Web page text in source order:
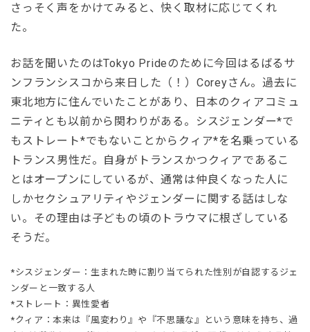
さっそく声をかけてみると、快く取材に応じてくれ
た。
お話を聞いたのはTokyo Prideのために今回はるばるサ
ンフランシスコから来日した（！）Coreyさん。過去に
東北地方に住んでいたことがあり、日本のクィアコミュ
ニティとも以前から関わりがある。シスジェンダー*で
もストレート*でもないことからクィア*を名乗っている
トランス男性だ。自身がトランスかつクィアであるこ
とはオープンにしているが、通常は仲良くなった人に
しかセクシュアリティやジェンダーに関する話はしな
い。その理由は子どもの頃のトラウマに根ざしている
そうだ。
*シスジェンダー：生まれた時に割り当てられた性別が自認するジェ
ンダーと一致する人
*ストレート：異性愛者
*クィア：本来は『風変わり』や『不思議な』という意味を持ち、過